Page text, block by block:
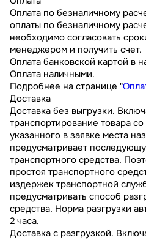
Оплата по безналичному
оплаты по безналичному
необходимо согласовать
менеджером и получить счет.
Оплата банковской картой в
Оплата наличными.
Подробнее на странице "
Доставка
Доставка без выгрузки.
транспортирование товара
указанного в заявке места
предусматривает
транспортного средства.
простоя транспортного
издержек транспортной
предусматривать способ
средства. Норма разгрузки
2 часа.
Доставка с разгрузкой.